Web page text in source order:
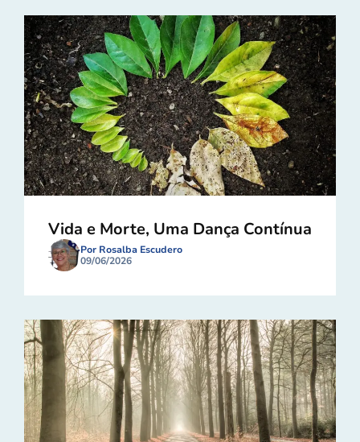
Vida e Morte, Uma Dança Contínua
Por Rosalba Escudero
09/06/2026